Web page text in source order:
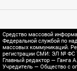
Средство массовой
Федеральной службой по
массовых коммуникаций.
регистрации СМИ: ЭЛ № ФС
Главный редактор — Ганга
Учредитель — Общество с